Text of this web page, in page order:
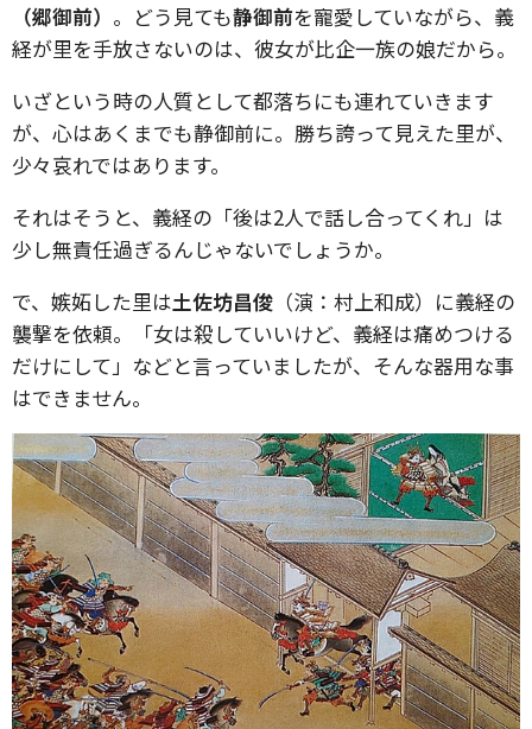
（郷御前） 。どう見ても静御前を寵愛していながら、義
経が里を手放さないのは、彼女が比企一族の娘だから。
いざという時の人質として都落ちにも連れていきます
が、心はあくまでも静御前に。勝ち誇って見えた里が、
少々哀れではあります。
それはそうと、義経の「後は2人で話し合ってくれ」は
少し無責任過ぎるんじゃないでしょうか。
で、嫉妬した里は土佐坊昌俊 （演：村上和成）に義経の
襲撃を依頼。「女は殺していいけど、義経は痛めつける
だけにして」などと言っていましたが、そんな器用な事
はできません。